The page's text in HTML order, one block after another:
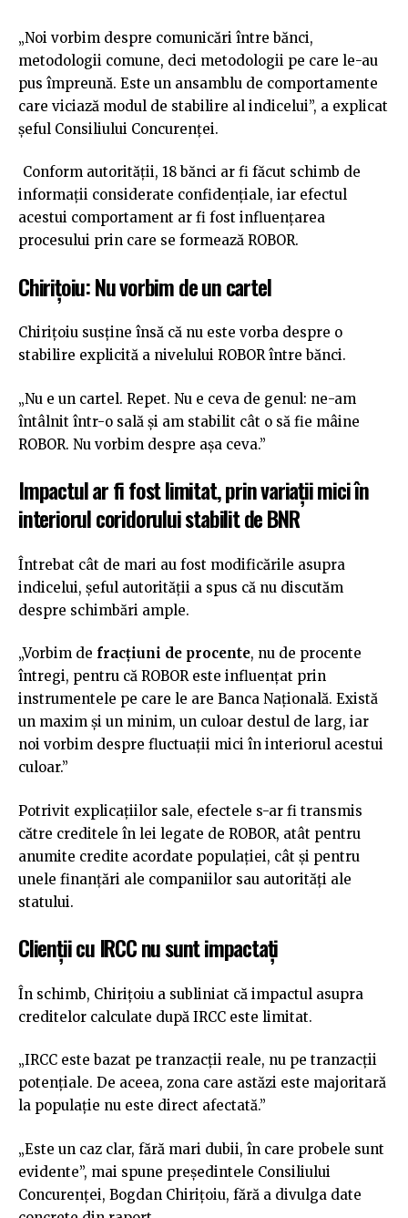
„Noi vorbim despre comunicări între bănci,
metodologii comune, deci metodologii pe care le-au
pus împreună. Este un ansamblu de comportamente
care viciază modul de stabilire al indicelui”, a explicat
șeful Consiliului Concurenței.
Conform autorității, 18 bănci ar fi făcut schimb de
informații considerate confidențiale, iar efectul
acestui comportament ar fi fost influențarea
procesului prin care se formează ROBOR.
Chirițoiu: Nu vorbim de un cartel
Chirițoiu susține însă că nu este vorba despre o
stabilire explicită a nivelului ROBOR între bănci.
„Nu e un cartel. Repet. Nu e ceva de genul: ne-am
întâlnit într-o sală și am stabilit cât o să fie mâine
ROBOR. Nu vorbim despre așa ceva.”
Impactul ar fi fost limitat, prin variații mici în
interiorul coridorului stabilit de BNR
Întrebat cât de mari au fost modificările asupra
indicelui, șeful autorității a spus că nu discutăm
despre schimbări ample.
„Vorbim de fracțiuni de procente, nu de procente
întregi, pentru că ROBOR este influențat prin
instrumentele pe care le are Banca Națională. Există
un maxim și un minim, un culoar destul de larg, iar
noi vorbim despre fluctuații mici în interiorul acestui
culoar.”
Potrivit explicațiilor sale, efectele s-ar fi transmis
către creditele în lei legate de ROBOR, atât pentru
anumite credite acordate populației, cât și pentru
unele finanțări ale companiilor sau autorități ale
statului.
Clienții cu IRCC nu sunt impactați
În schimb, Chirițoiu a subliniat că impactul asupra
creditelor calculate după IRCC este limitat.
„IRCC este bazat pe tranzacții reale, nu pe tranzacții
potențiale. De aceea, zona care astăzi este majoritară
la populație nu este direct afectată.”
„Este un caz clar, fără mari dubii, în care probele sunt
evidente”, mai spune președintele Consiliului
Concurenței, Bogdan Chirițoiu, fără a divulga date